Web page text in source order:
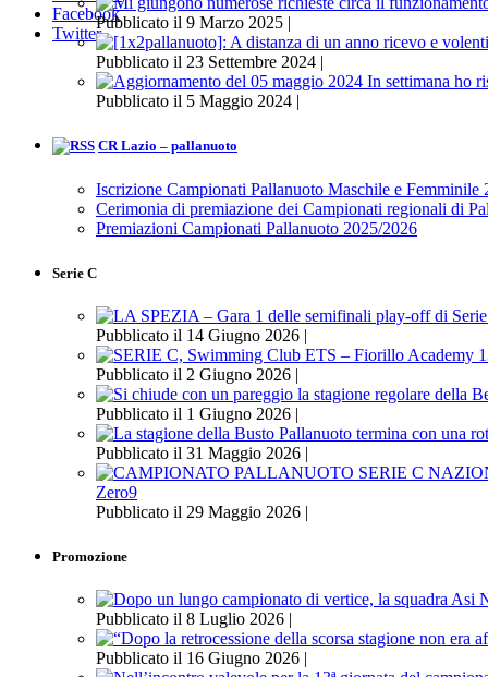
Facebook
Twitter
Pubblicato il 9 Marzo 2025 |
Pubblicato il 23 Settembre 2024 |
Pubblicato il 5 Maggio 2024 |
CR Lazio – pallanuoto
Iscrizione Campionati Pallanuoto Maschile e Femminile
Cerimonia di premiazione dei Campionati regionali di
Premiazioni Campionati Pallanuoto 2025/2026
Serie C
Pubblicato il 14 Giugno 2026 |
Pubblicato il 2 Giugno 2026 |
Pubblicato il 1 Giugno 2026 |
Pubblicato il 31 Maggio 2026 |
Zero9
Pubblicato il 29 Maggio 2026 |
Promozione
Pubblicato il 8 Luglio 2026 |
Pubblicato il 16 Giugno 2026 |